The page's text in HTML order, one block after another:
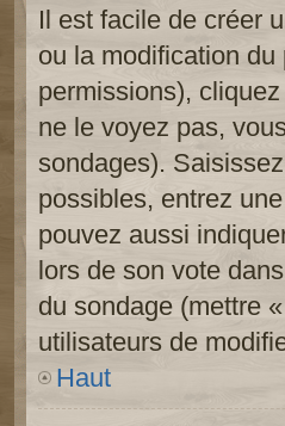
Il est facile de créer
ou la modification du
permissions), cliquez
ne le voyez pas,
sondages).
possibles, entrez
pouvez aussi
lors de son vote
du sondage (mettre
utilisateurs de
Haut